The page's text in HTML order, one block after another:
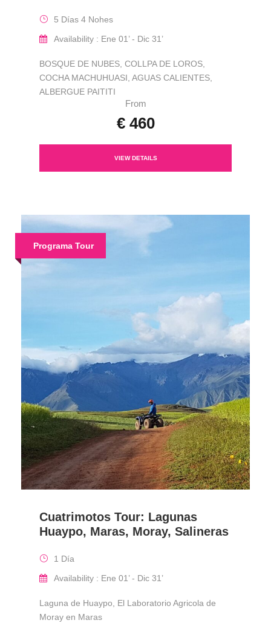
5 Días 4 Nohes
Availability : Ene 01’ - Dic 31’
BOSQUE DE NUBES, COLLPA DE LOROS,
COCHA MACHUHUASI, AGUAS CALIENTES,
ALBERGUE PAITITI
From
€ 460
VIEW DETAILS
Programa Tour
Cuatrimotos Tour: Lagunas
Huaypo, Maras, Moray, Salineras
1 Día
Availability : Ene 01’ - Dic 31’
Laguna de Huaypo, El Laboratorio Agricola de
Moray en Maras